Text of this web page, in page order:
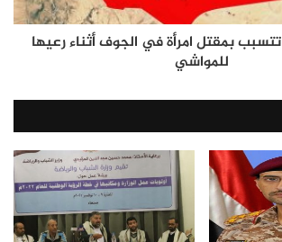
بمقتل امرأة في الجوف أثناء رعيها
للمواشي